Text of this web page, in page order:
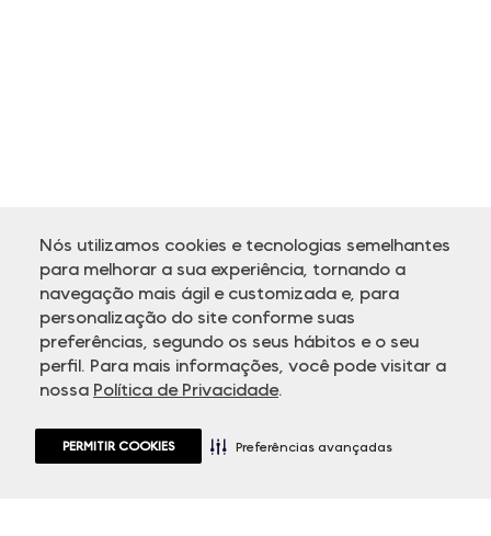
Nós utilizamos cookies e tecnologias semelhantes
para melhorar a sua experiência, tornando a
navegação mais ágil e customizada e, para
personalização do site conforme suas
preferências, segundo os seus hábitos e o seu
perfil. Para mais informações, você pode visitar a
nossa Política de Privacidade.
PERMITIR COOKIES Preferências avançadas